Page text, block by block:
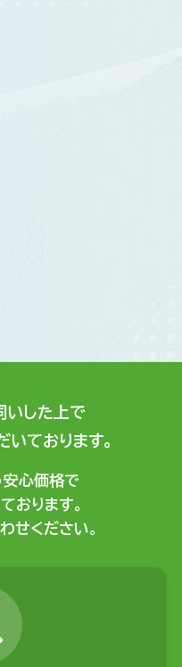
いした上で
ております。
安心価格で
おります。
せください。